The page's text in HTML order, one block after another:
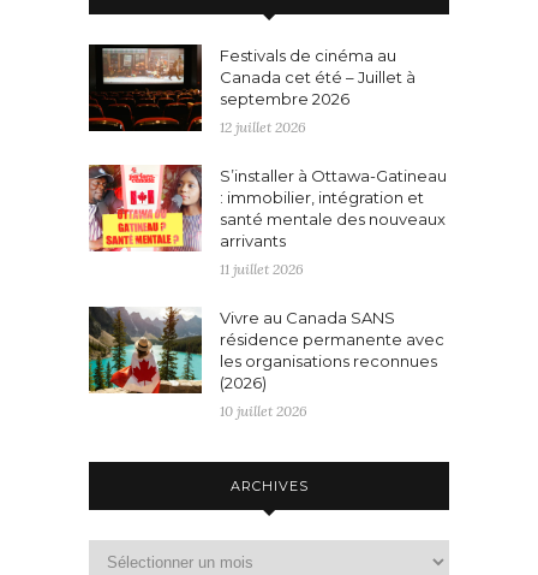
Festivals de cinéma au
Canada cet été – Juillet à
septembre 2026
12 juillet 2026
S’installer à Ottawa-Gatineau
: immobilier, intégration et
santé mentale des nouveaux
arrivants
11 juillet 2026
Vivre au Canada SANS
résidence permanente avec
les organisations reconnues
(2026)
10 juillet 2026
ARCHIVES